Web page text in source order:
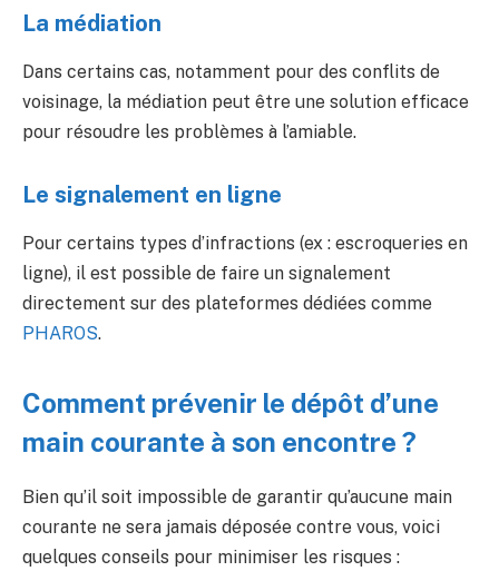
La médiation
Dans certains cas, notamment pour des conflits de
voisinage, la médiation peut être une solution efficace
pour résoudre les problèmes à l’amiable.
Le signalement en ligne
Pour certains types d’infractions (ex : escroqueries en
ligne), il est possible de faire un signalement
directement sur des plateformes dédiées comme
PHAROS.
Comment prévenir le dépôt d’une
main courante à son encontre ?
Bien qu’il soit impossible de garantir qu’aucune main
courante ne sera jamais déposée contre vous, voici
quelques conseils pour minimiser les risques :